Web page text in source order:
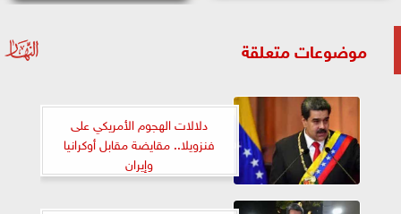
موضوعات متعلقة
دلالات الهجوم الأمريكي على
فنزويلا.. مقايضة مقابل أوكرانيا
وإيران